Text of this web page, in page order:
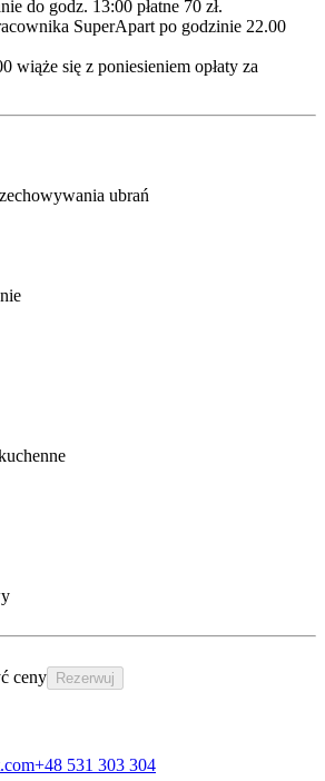
do godz. 13:00 płatne 70 zł.
SuperApart po godzinie 22.00
wiąże się z poniesieniem opłaty za
ubrań
ceny
Rezerwuj
+48 531 303 304